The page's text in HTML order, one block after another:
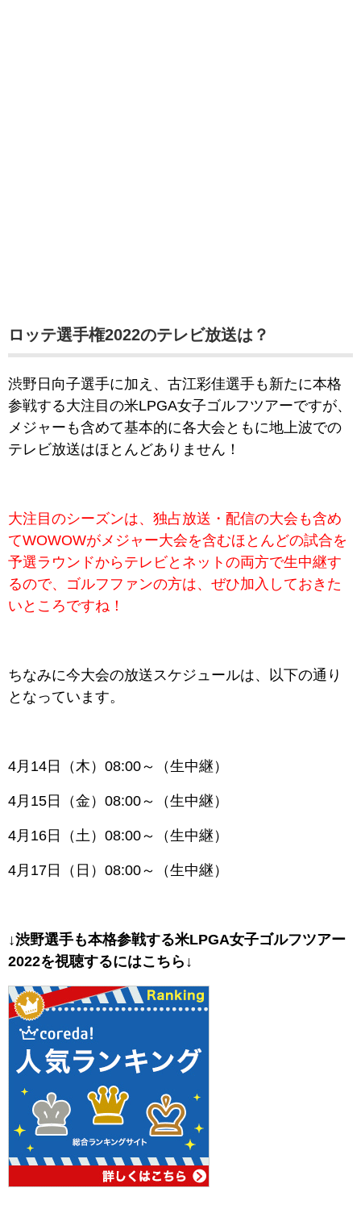
ロッテ選手権2022のテレビ放送は？
渋野日向子選手に加え、古江彩佳選手も新たに本格
参戦する大注目の米LPGA女子ゴルフツアーですが、
メジャーも含めて基本的に各大会ともに地上波での
テレビ放送はほとんどありません！
大注目のシーズンは、独占放送・配信の大会も含め
てWOWOWがメジャー大会を含むほとんどの試合を
予選ラウンドからテレビとネットの両方で生中継す
るので、ゴルフファンの方は、ぜひ加入しておきた
いところですね！
ちなみに今大会の放送スケジュールは、以下の通り
となっています。
4月14日（木）08:00～（生中継）
4月15日（金）08:00～（生中継）
4月16日（土）08:00～（生中継）
4月17日（日）08:00～（生中継）
↓渋野選手も本格参戦する米LPGA女子ゴルフツアー
2022を視聴するにはこちら↓